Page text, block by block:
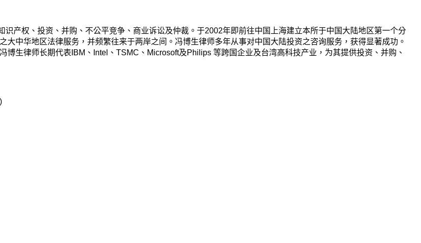
产权、投资、并购、不公平竞争、商业诉讼及仲裁。于2002年即前往中国上海建立本所于中国大陆地区第一个分
中华地区法律服务，并频繁往来于两岸之间。冯博生律师多年从事对中国大陆投资之咨询服务，获得显著成功。
生律师长期代表IBM、Intel、TSMC、Microsoft及Philips 等跨国企业及台湾高科技产业，为其提供投资、并购、